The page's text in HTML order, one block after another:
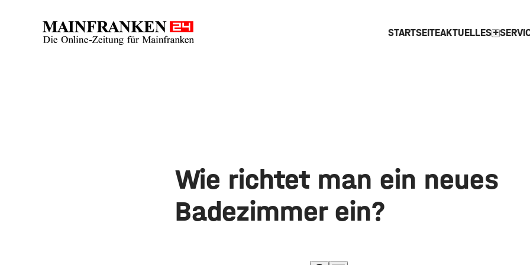
STARTSEITEAKTUELLESexpand_more
Wie richtet man ein neues
Badezimmer ein?